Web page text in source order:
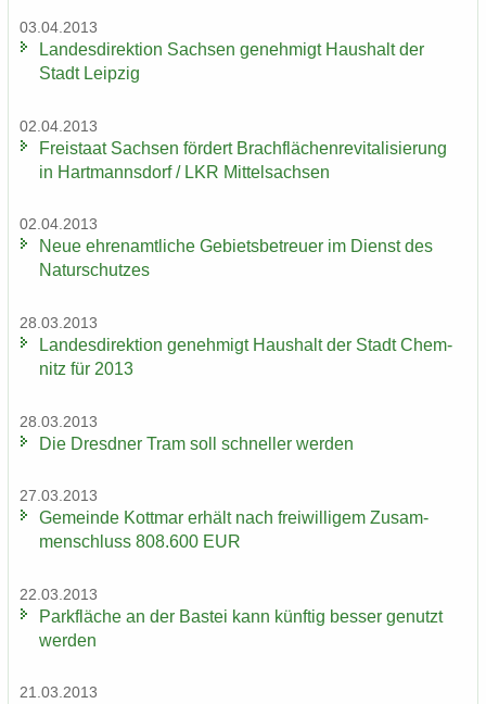
03.04.2013
Lan­des­di­rek­ti­on Sach­sen ge­neh­migt Haus­halt der
Stadt Leip­zig
02.04.2013
Frei­staat Sach­sen för­dert Brach­flä­chen­re­vi­ta­li­sie­rung
in Hart­manns­dorf / LKR Mit­tel­sach­sen
02.04.2013
Neue eh­ren­amt­li­che Ge­biets­be­treu­er im Dienst des
Na­tur­schut­zes
28.03.2013
Lan­des­di­rek­ti­on ge­neh­migt Haus­halt der Stadt Chem­
nitz für 2013
28.03.2013
Die Dresd­ner Tram soll schnel­ler wer­den
27.03.2013
Ge­mein­de Kott­mar er­hält nach frei­wil­li­gem Zu­sam­
men­schluss 808.600 EUR
22.03.2013
Park­flä­che an der Bas­tei kann künf­tig bes­ser ge­nutzt
wer­den
21.03.2013